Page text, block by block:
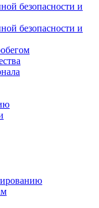
безопасности и
безопасности и